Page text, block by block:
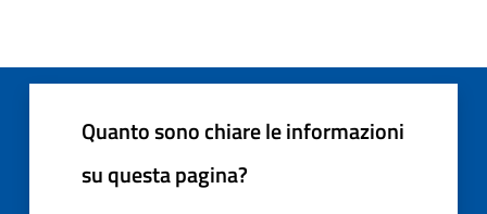
Quanto sono chiare le informazioni
su questa pagina?